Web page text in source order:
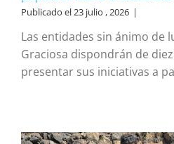
Publicado el 23 julio , 2026 |
Las entidades sin ánimo de
Graciosa dispondrán de
presentar sus iniciativas a